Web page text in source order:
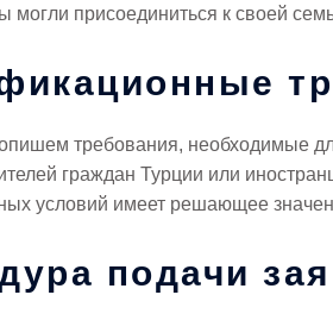
присоединиться к своей
требования, необходимые
граждан Турции или
условий имеет решающее
подачи